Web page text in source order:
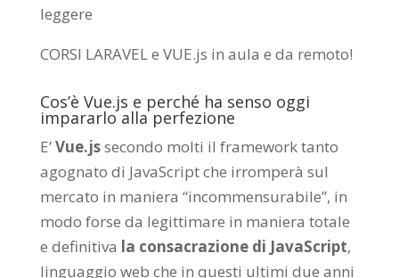
leggere
CORSI LARAVEL e VUE.js in aula e da remoto!
Cos’è Vue.js e perché ha senso oggi
impararlo alla perfezione
E’Vue.jssecondo molti il framework tanto
agognato di JavaScript che irromperà sul
mercato in maniera “incommensurabile”, in
modo forse da legittimare in maniera totale
e definitiva la consacrazione di JavaScript,
linguaggio web che in questi ultimi due anni